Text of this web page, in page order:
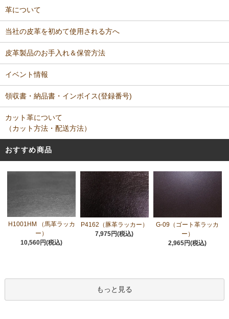
革について
当社の皮革を初めて使用される方へ
皮革製品のお手入れ＆保管方法
イベント情報
領収書・納品書・インボイス(登録番号)
カット革について
（カット方法・配送方法）
おすすめ商品
H1001HM （馬革ラッカ
ー）
10,560円(税込)
P4162（豚革ラッカー）
7,975円(税込)
G-09（ゴート革ラッカ
ー）
2,965円(税込)
もっと見る